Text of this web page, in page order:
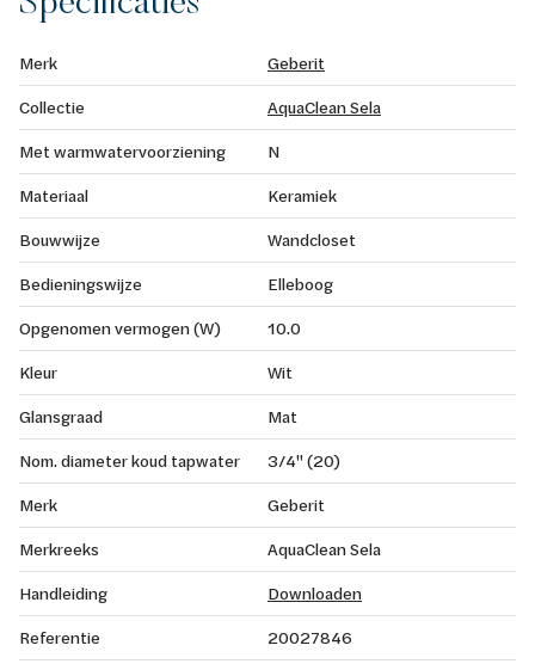
Merk
Geberit
Collectie
AquaClean Sela
Met warmwatervoorziening
N
Materiaal
Keramiek
Bouwwijze
Wandcloset
Bedieningswijze
Elleboog
Opgenomen vermogen (W)
10.0
Kleur
Wit
Glansgraad
Mat
Nom. diameter koud tapwater
3/4" (20)
Merk
Geberit
Merkreeks
AquaClean Sela
Handleiding
Downloaden
Referentie
20027846